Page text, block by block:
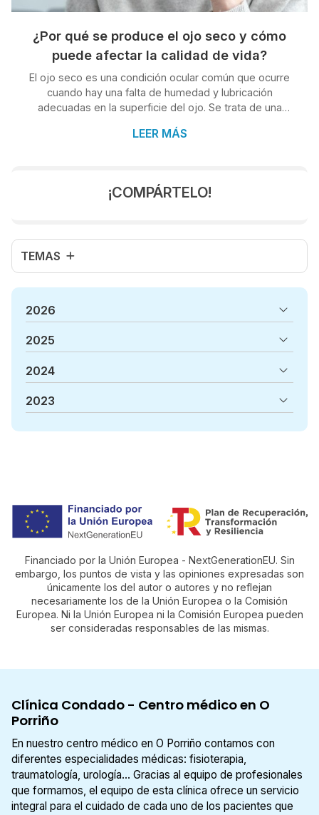
TEMAS
¿Por qué se produce el ojo seco y cómo
puede afectar la calidad de vida?
El ojo seco es una condición ocular común que ocurre
cuando hay una falta de humedad y lubricación
adecuadas en la superficie del ojo. Se trata de una
servicio de oftalmología de Clínica Condado en O
significativamente a la calidad de vida de quienes la
padecen. Causas del ojo seco El ojo seco puede ser
LEER MÁS
¡COMPÁRTELO!
2026
2025
2024
2023
Financiado por la Unión Europea - NextGenerationEU. Sin
embargo, los puntos de vista y las opiniones expresadas son
únicamente los del autor o autores y no reflejan
necesariamente los de la Unión Europea o la Comisión
Europea. Ni la Unión Europea ni la Comisión Europea pueden
ser consideradas responsables de las mismas.
Clínica Condado - Centro médico en O
Porriño
En nuestro centro médico en O Porriño contamos con
diferentes especialidades médicas: fisioterapia,
traumatología, urología... Gracias al equipo de profesionales
que formamos, el equipo de esta clínica ofrece un servicio
integral para el cuidado de cada uno de los pacientes que